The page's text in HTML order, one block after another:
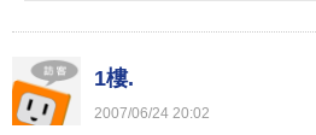
1樓.
2007/06/24 20:02